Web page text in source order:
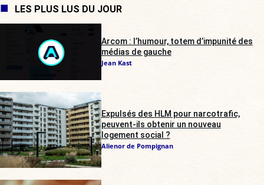
LES PLUS LUS DU JOUR
Arcom : l’humour, totem d’impunité des
médias de gauche
Jean Kast
Expulsés des HLM pour narcotrafic,
peuvent-ils obtenir un nouveau
logement social ?
Alienor de Pompignan